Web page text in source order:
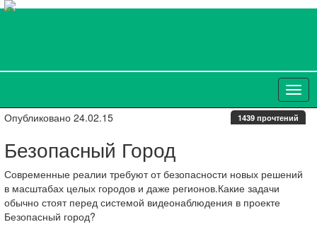
Опубликовано 24.02.15 1439 прочтений
Безопасный Город
Современные реалии требуют от безопасности новых решений
в масштабах целых городов и даже регионов.Какие задачи
обычно стоят перед системой видеонаблюдения в проекте
Безопасный город?